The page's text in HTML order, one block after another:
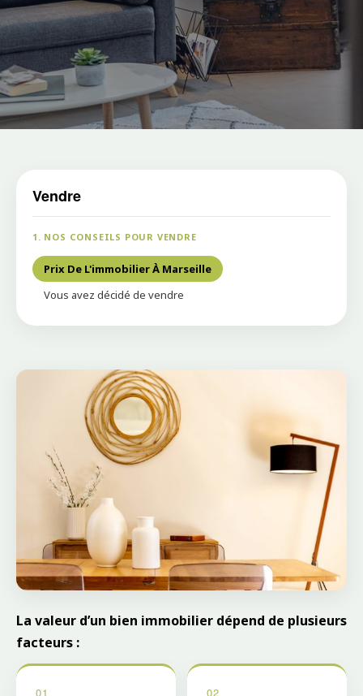
Vendre
1. NOS CONSEILS POUR VENDRE
Prix De L'immobilier À Marseille
Vous avez décidé de vendre
La valeur d’un bien immobilier dépend de plusieurs
facteurs :
01 02